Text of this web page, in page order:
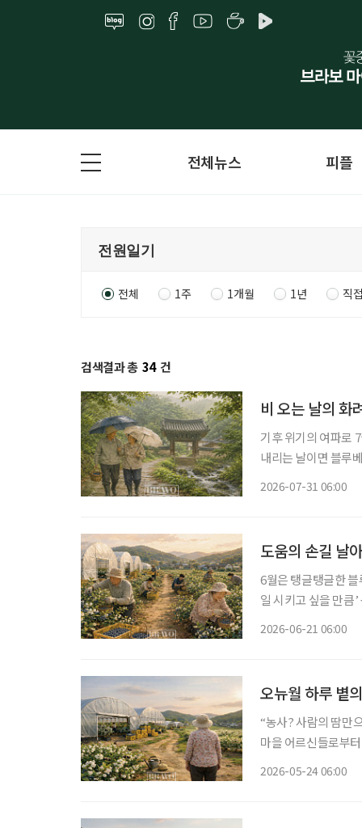
전체뉴스 피플
전체 1주 1개월 1년 직
검색결과 총 34 건
비 오는 날의 화
기후 위기의 여파로
내리는 날이면 블루베리 주
2026-07-31 06:00
도움의 손길 날
6월은 탱글탱글한
일 시키고 싶을 만큼’ 농장
2026-06-21 06:00
오뉴월 하루 볕
“농사? 사람의 땀만
마을 어르신들로부터 틈날
2026-05-24 06:00